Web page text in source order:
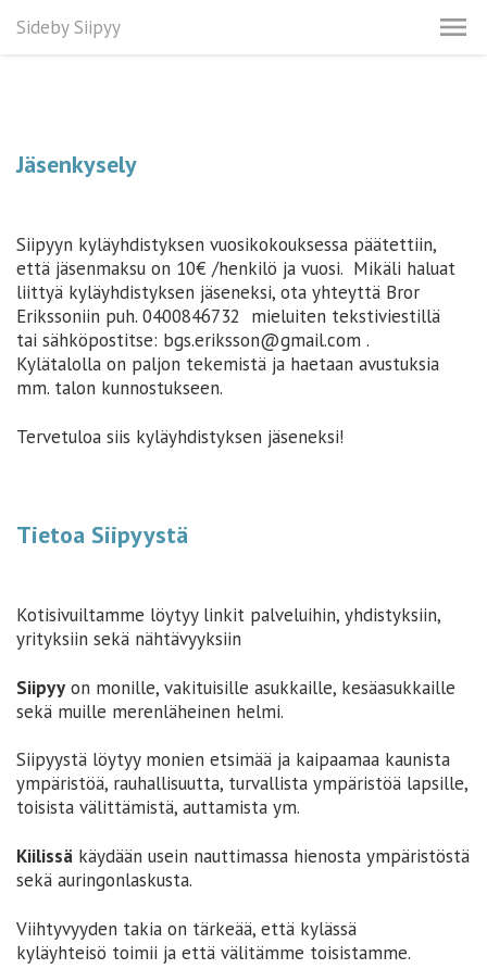
Sideby Siipyy
Jäsenkysely
Siipyyn kyläyhdistyksen vuosikokouksessa päätettiin,
että jäsenmaksu on 10€ /henkilö ja vuosi. Mikäli haluat
liittyä kyläyhdistyksen jäseneksi, ota yhteyttä Bror
Erikssoniin puh. 0400846732 mieluiten tekstiviestillä
tai sähköpostitse: bgs.eriksson@gmail.com .
Kylätalolla on paljon tekemistä ja haetaan avustuksia
mm. talon kunnostukseen.
Tervetuloa siis kyläyhdistyksen jäseneksi!
Tietoa Siipyystä
Kotisivuiltamme löytyy linkit palveluihin, yhdistyksiin,
yrityksiin sekä nähtävyyksiin
Siipyy on monille, vakituisille asukkaille, kesäasukkaille
sekä muille merenläheinen helmi.
Siipyystä löytyy monien etsimää ja kaipaamaa kaunista
ympäristöä, rauhallisuutta, turvallista ympäristöä lapsille,
toisista välittämistä, auttamista ym.
Kiilissä käydään usein nauttimassa hienosta ympäristöstä
sekä auringonlaskusta.
Viihtyvyyden takia on tärkeää, että kylässä
kyläyhteisö toimii ja että välitämme toisistamme.